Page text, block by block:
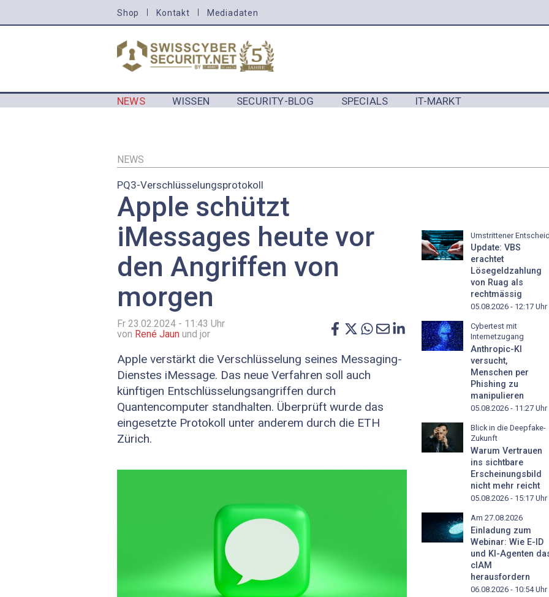
zum
MENU
Shop Kontakt Mediadaten
NEWS WISSEN SECURITY-BLOG SPECIALS IT-MARKT
NEWS
PQ3-Verschlüsselungsprotokoll
Apple schützt
iMessages heute vor
den Angriffen von
morgen
Fr 23.02.2024 - 11:43 Uhr
von René Jaun und jor
Apple verstärkt die Verschlüsselung seines Messaging-
Dienstes iMessage. Das neue Verfahren soll auch
künftigen Entschlüsselungsangriffen durch
Quantencomputer standhalten. Überprüft wurde das
eingesetzte Protokoll unter anderem durch die ETH
Zürich.
Umstrittener
Update: VBS
erachtet
Lösegeldzahlung
von Ruag als
rechtmässig
05.08.2026 - 12:17 Uhr
Cybertest mit
Internetzugang
Anthropic-KI
versucht,
Menschen per
Phishing zu
manipulieren
05.08.2026 - 11:27 Uhr
Blick in die Deepfake-
Zukunft
Warum Vertrauen
ins sichtbare
Erscheinungsbild
nicht mehr reicht
05.08.2026 - 15:17 Uhr
Am 27.08.2026
Einladung zum
Webinar: Wie E-ID
und KI-Agenten
cIAM
herausfordern
06.08.2026 - 10:54Uhr